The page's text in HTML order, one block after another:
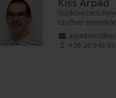
Kiss Árpád
Stúdióvezető-
szoftver
+36 20 946